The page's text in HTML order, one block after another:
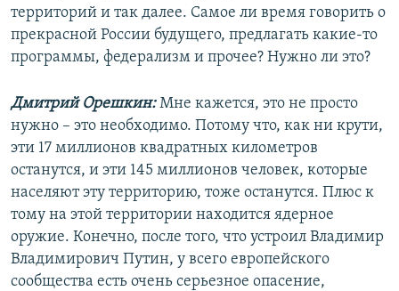
территорий и так далее. Самое ли время говорить о
прекрасной России будущего, предлагать какие-то
программы, федерализм и прочее? Нужно ли это?
Дмитрий Орешкин:Мне кажется, это не просто
нужно – это необходимо. Потому что, как ни крути,
эти 17 миллионов квадратных километров
останутся, и эти 145 миллионов человек, которые
населяют эту территорию, тоже останутся. Плюс к
тому на этой территории находится ядерное
оружие. Конечно, после того, что устроил Владимир
Владимирович Путин, у всего европейского
сообщества есть очень серьезное опасение,